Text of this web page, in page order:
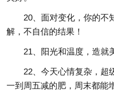
20、面对变化，你的不
解，不自信的结果！
21、阳光和温度，造就美
22、今天心情复杂，超
一到周五减的肥，周末都能